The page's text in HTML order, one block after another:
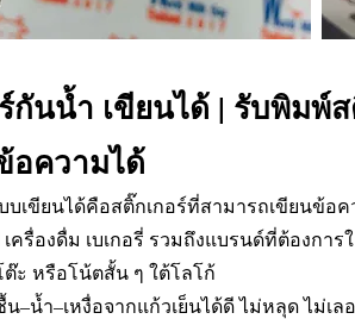
กันน้ำ เขียนได้ | รับพิมพ์
อความได้
บเขียนได้คือสติ๊กเกอร์ที่สามารถเขียนข้อ
ครื่องดื่ม เบเกอรี่ รวมถึงแบรนด์ที่ต้องกา
ต๊ะ หรือโน้ตสั้น ๆ ใต้โลโก้
–น้ำ–เหงื่อจากแก้วเย็นได้ดี ไม่หลุด ไม่เล